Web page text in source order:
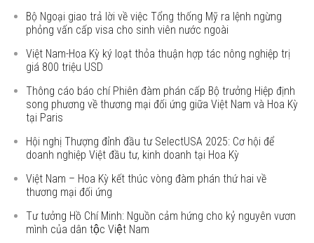
Bộ Ngoại giao trả lời về việc Tổng thống Mỹ ra lệnh ngừng
phỏng vấn cấp visa cho sinh viên nước ngoài
Việt Nam-Hoa Kỳ ký loạt thỏa thuận hợp tác nông nghiệp trị
giá 800 triệu USD
Thông cáo báo chí Phiên đàm phán cấp Bộ trưởng Hiệp định
song phương về thương mại đối ứng giữa Việt Nam và Hoa Kỳ
tại Paris
Hội nghị Thượng đỉnh đầu tư SelectUSA 2025: Cơ hội để
doanh nghiệp Việt đầu tư, kinh doanh tại Hoa Kỳ
Việt Nam – Hoa Kỳ kết thúc vòng đàm phán thứ hai về
thương mại đối ứng
Tư tưởng Hồ Chí Minh: Nguồn cảm hứng cho kỷ nguyên vươn
mình của dân tộc Việt Nam